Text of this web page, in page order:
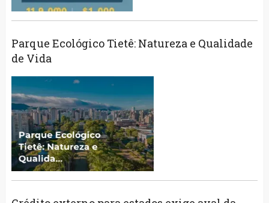
Parque Ecológico Tietê: Natureza e Qualidade
de Vida